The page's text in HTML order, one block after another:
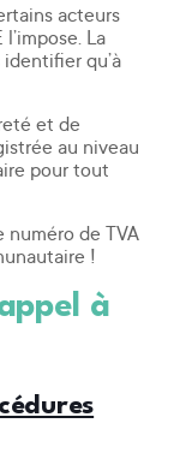
acteurs
La
qu’à
et de
au niveau
pour tout
de TVA
!
à